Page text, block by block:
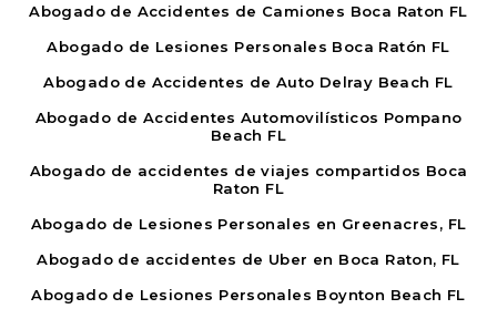
Abogado de Accidentes de Camiones Boca Raton FL
Abogado de Lesiones Personales Boca Ratón FL
Abogado de Accidentes de Auto Delray Beach FL
Abogado de Accidentes Automovilísticos Pompano
Beach FL
Abogado de accidentes de viajes compartidos Boca
Raton FL
Abogado de Lesiones Personales en Greenacres, FL
Abogado de accidentes de Uber en Boca Raton, FL
Abogado de Lesiones Personales Boynton Beach FL